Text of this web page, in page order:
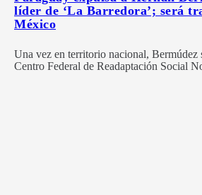
líder de ‘La Barredora’; será
México
Una vez en territorio nacional, Bermúdez
Centro Federal de Readaptación Social